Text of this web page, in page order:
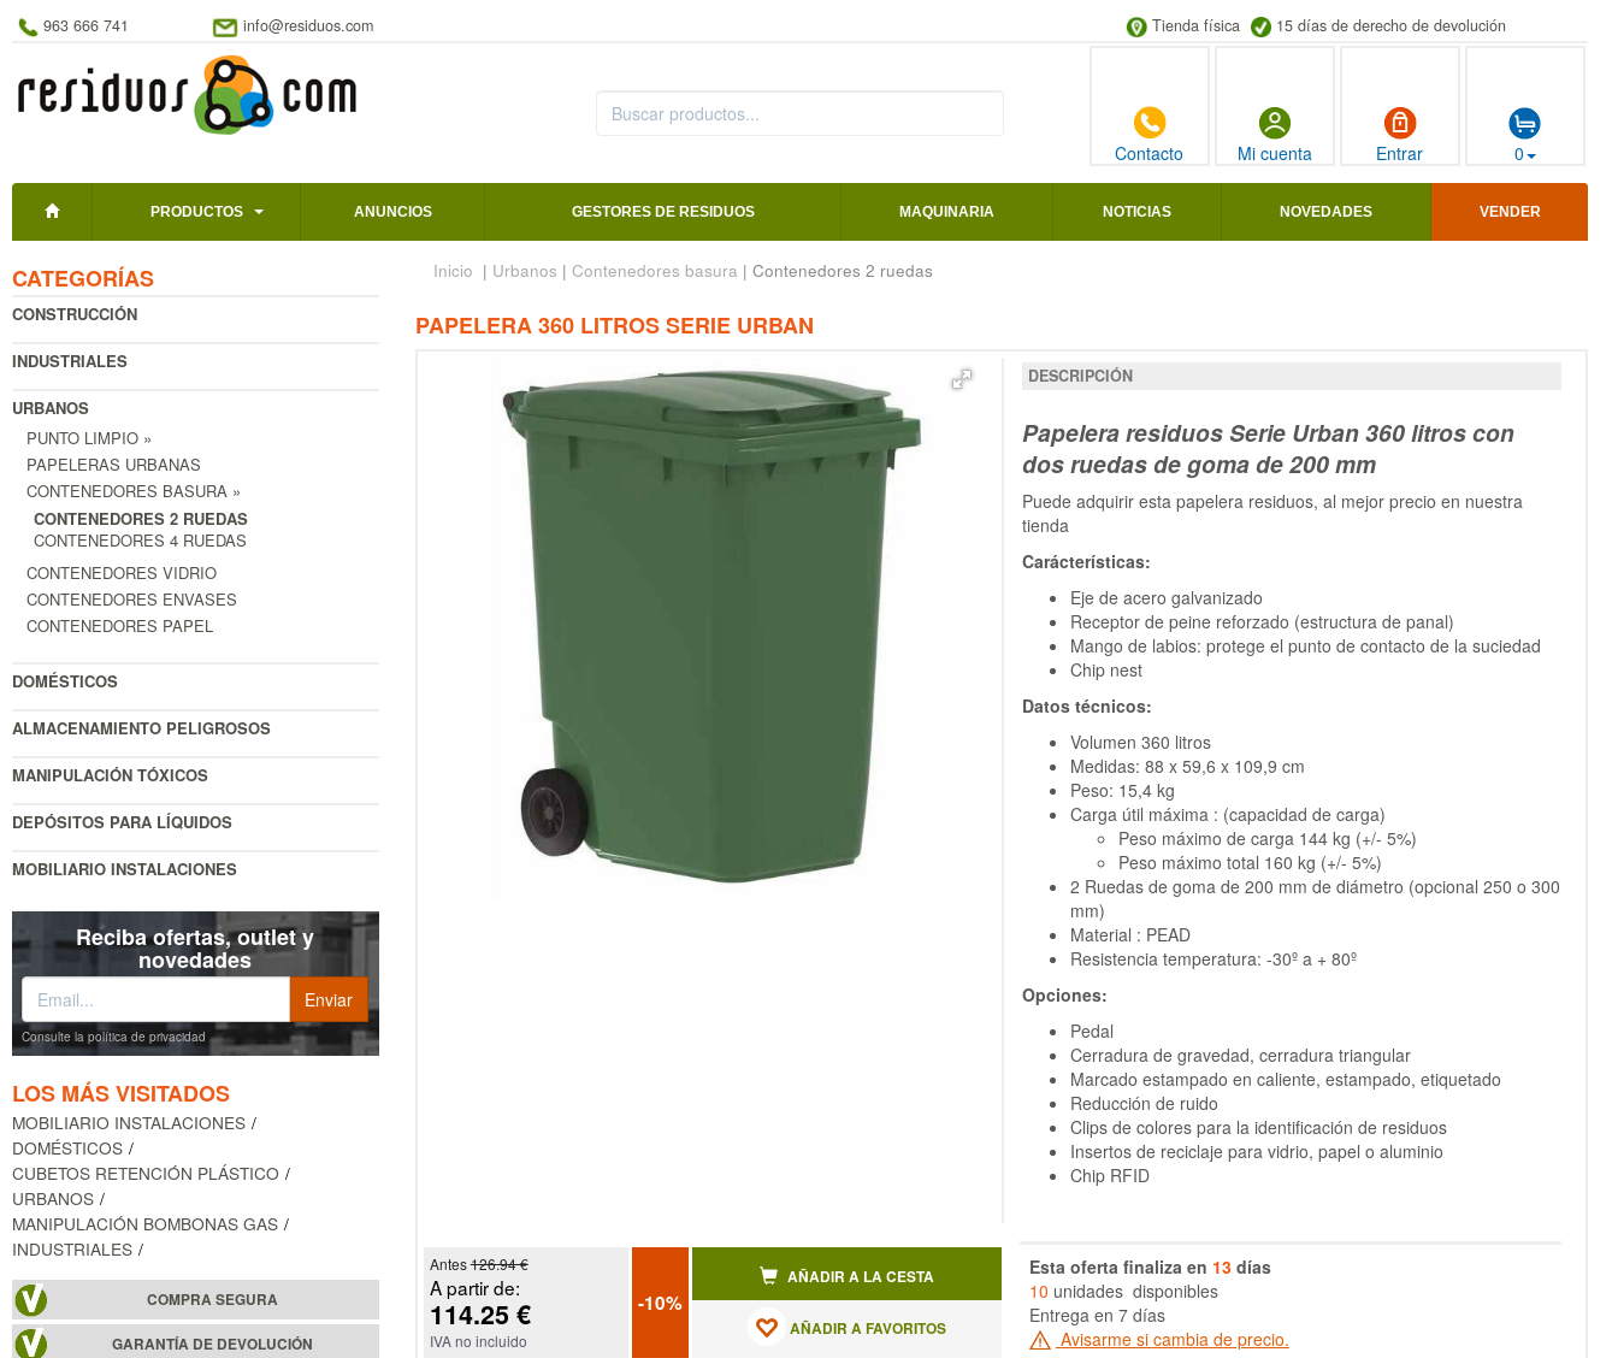
963 666 741 info@residuos.com Tienda física 15 días de derecho de devolución
Contacto Mi cuenta Entrar 0
PRODUCTOS ANUNCIOS GESTORES DE RESIDUOS MAQUINARIA NOTICIAS NOVEDADES VENDER
CATEGORÍAS
CONSTRUCCIÓN
INDUSTRIALES
URBANOS
PUNTO LIMPIO »
PAPELERAS URBANAS
CONTENEDORES BASURA »
CONTENEDORES 2 RUEDAS
CONTENEDORES 4 RUEDAS
CONTENEDORES VIDRIO
CONTENEDORES ENVASES
CONTENEDORES PAPEL
DOMÉSTICOS
ALMACENAMIENTO PELIGROSOS
MANIPULACIÓN TÓXICOS
DEPÓSITOS PARA LÍQUIDOS
MOBILIARIO INSTALACIONES
Reciba ofertas, outlet y
novedades
Consulte la política de privacidad
LOS MÁS VISITADOS
MOBILIARIO INSTALACIONES
DOMÉSTICOS
CUBETOS RETENCIÓN PLÁSTICO
URBANOS
MANIPULACIÓN BOMBONAS GAS
INDUSTRIALES
COMPRA SEGURA
GARANTÍA DE DEVOLUCIÓN
Inicio | Urbanos | Contenedores basura | Contenedores 2 ruedas
PAPELERA 360 LITROS SERIE URBAN
DESCRIPCIÓN
Papelera residuos Serie Urban 360 litros con
dos ruedas de goma de 200 mm
Puede adquirir esta papelera residuos, al mejor precio en nuestra
tienda
Carácterísticas:
Eje de acero galvanizado
Receptor de peine reforzado (estructura de panal)
Mango de labios: protege el punto de contacto de la suciedad
Chip nest
Datos técnicos:
Volumen 360 litros
Medidas: 88 x 59,6 x 109,9 cm
Peso: 15,4 kg
Carga útil máxima : (capacidad de carga)
Peso máximo de carga 144 kg (+/- 5%)
Peso máximo total 160 kg (+/- 5%)
2 Ruedas de goma de 200 mm de diámetro (opcional 250 o 300
mm)
Material : PEAD
Resistencia temperatura: -30º a + 80º
Opciones:
Pedal
Cerradura de gravedad, cerradura triangular
Marcado estampado en caliente, estampado, etiquetado
Reducción de ruido
Clips de colores para la identificación de residuos
Insertos de reciclaje para vidrio, papel o aluminio
Chip RFID
Antes126.94 €
A partir de:
114.25 €
IVA no incluido
-10%
AÑADIR A LA CESTA
AÑADIR A FAVORITOS
Esta oferta finaliza en 13días
10 unidades disponibles
Entrega en 7 días
Avisarme si cambia de precio.